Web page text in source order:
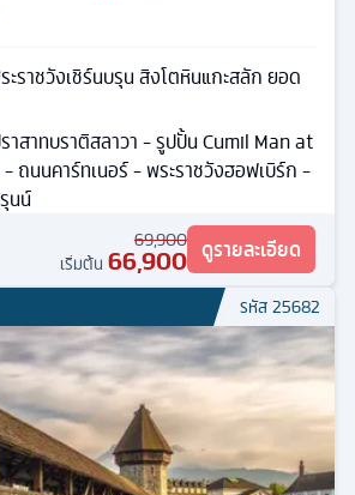
ะราชวังเชิร์นบรุน สิงโตหินแกะสลัก ยอด
าสาทบราติสลาวา - รูปปั้น Cumil Man at
ถนนคาร์ทเนอร์ - พระราชวังฮอฟเบิร์ก -
นน์
69,900
เริ่มต้น 66,900 ดูรายละเอียด
รหัส25682